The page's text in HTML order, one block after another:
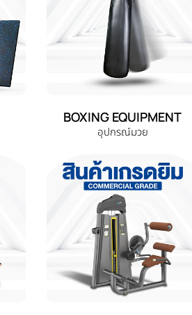
BOXING EQUIPMENT
อุปกรณ์มวย